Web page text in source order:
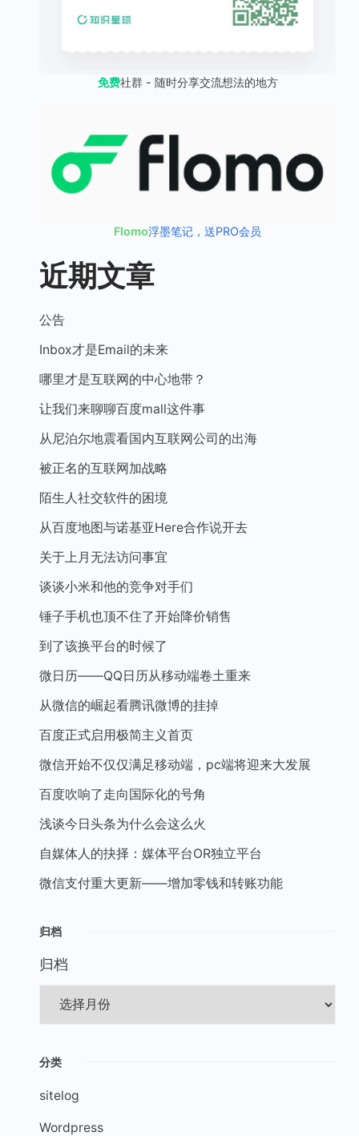
免费社群 - 随时分享交流想法的地方
Flomo浮墨笔记，送PRO会员
近期文章
公告
Inbox才是Email的未来
哪里才是互联网的中心地带？
让我们来聊聊百度mall这件事
从尼泊尔地震看国内互联网公司的出海
被正名的互联网加战略
陌生人社交软件的困境
从百度地图与诺基亚Here合作说开去
关于上月无法访问事宜
谈谈小米和他的竞争对手们
锤子手机也顶不住了开始降价销售
到了该换平台的时候了
微日历——QQ日历从移动端卷土重来
从微信的崛起看腾讯微博的挂掉
百度正式启用极简主义首页
微信开始不仅仅满足移动端，pc端将迎来大发展
百度吹响了走向国际化的号角
浅谈今日头条为什么会这么火
自媒体人的抉择：媒体平台OR独立平台
微信支付重大更新——增加零钱和转账功能
归档
归档
分类
sitelog
Wordpress